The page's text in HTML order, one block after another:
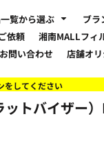
覧から選ぶ ブラ
依頼
湘南MALLフィ
お問い合わせ
店舗オ
をしてください
トバイザー